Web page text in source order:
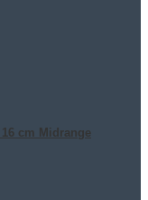
cm Midrange